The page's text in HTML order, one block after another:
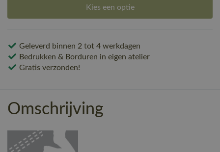
Kies een optie
Geleverd binnen 2 tot 4 werkdagen
Bedrukken & Borduren in eigen atelier
Gratis verzonden!
Omschrijving